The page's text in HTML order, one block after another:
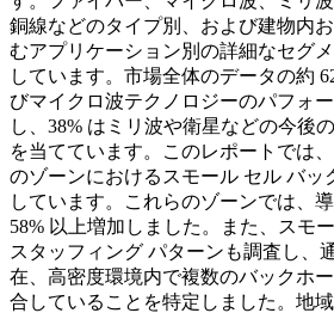
銅線などのタイプ別、および建物内
むアプリケーション別の詳細なセグ
しています。市場全体のデータの約
びマイクロ波テクノロジーのパフォ
し、38% はミリ波や衛星などの今後
を当てています。このレポートでは
のゾーンにおけるスモール セル バッ
しています。これらのゾーンでは、
58% 以上増加しました。また、スモ
スタッフィング パターンも調査し、
在、高密度環境内で複数のバックホ
合していることを特定しました。地